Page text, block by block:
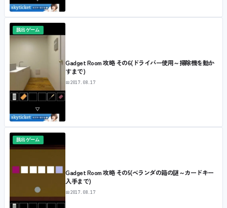
脱出ゲーム
Gadget Room 攻略 その6(ドライバー使用～掃除機を動か
すまで)
📅2017.08.17
脱出ゲーム
Gadget Room 攻略 その5(ベランダの箱の謎～カードキー
入手まで)
📅2017.08.17